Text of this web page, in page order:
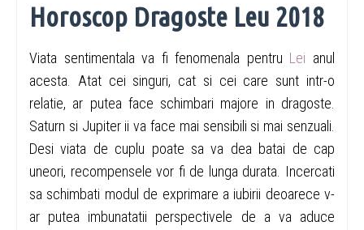
Horoscop Dragoste Leu 2018
Viata sentimentala va fi fenomenala pentru Lei anul
acesta. Atat cei singuri, cat si cei care sunt intr-o
relatie, ar putea face schimbari majore in dragoste.
Saturn si Jupiter ii va face mai sensibili si mai senzuali.
Desi viata de cuplu poate sa va dea batai de cap
uneori, recompensele vor fi de lunga durata. Incercati
sa schimbati modul de exprimare a iubirii deoarece v-
ar putea imbunatatii perspectivele de a va aduce